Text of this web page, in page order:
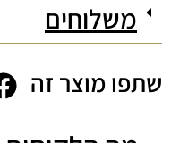
משלוחים
שתפו מוצר זה